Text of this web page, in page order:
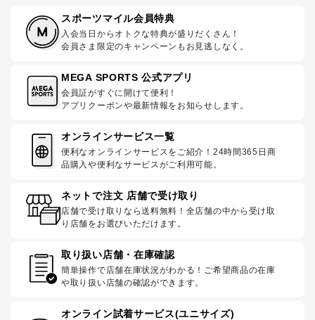
スポーツマイル会員特典
入会当日からオトクな特典が盛りだくさん！
会員さま限定のキャンペーンもお見逃しなく。
MEGA SPORTS 公式アプリ
会員証がすぐに開けて便利！
アプリクーポンや最新情報をお知らせします。
オンラインサービス一覧
便利なオンラインサービスをご紹介！24時間365日商
品購入や便利なサービスがご利用可能。
ネットで注文 店舗で受け取り
店舗で受け取りなら送料無料！全店舗の中から受け取
り店舗をお選びいただけます。
取り扱い店舗・在庫確認
簡単操作で店舗在庫状況がわかる！ご希望商品の在庫
や取り扱い店舗の確認ができます。
オンライン試着サービス(ユニサイズ)